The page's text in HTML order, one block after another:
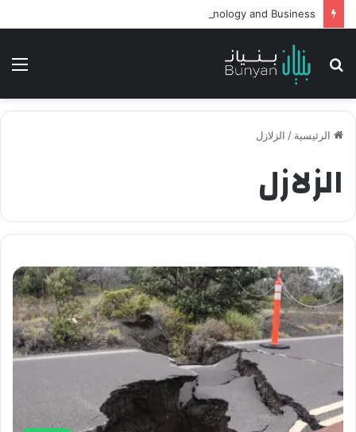
بحث
الرئيسية / الزلازل
الزلازل